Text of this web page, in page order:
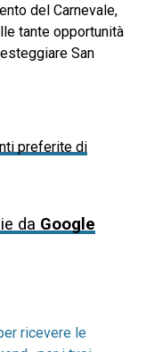
del Carnevale,
tante opportunità
San
preferite di
da Google
ricevere le